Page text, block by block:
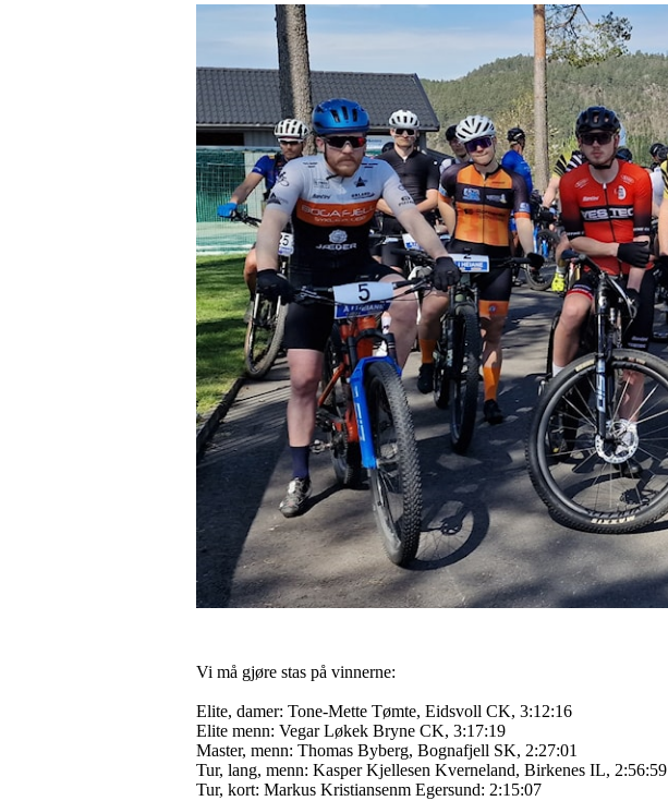
Vi må gjøre stas på vinnerne:
Elite, damer: Tone-Mette Tømte, Eidsvoll CK, 3:12:16
Elite menn: Vegar Løkek Bryne CK, 3:17:19
Master, menn: Thomas Byberg, Bognafjell SK, 2:27:01
Tur, lang, menn: Kasper Kjellesen Kverneland, Birkenes IL, 2:56:59
Tur, kort: Markus Kristiansenm Egersund: 2:15:07